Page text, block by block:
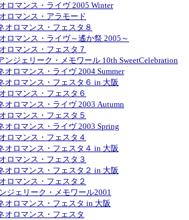
ロマンス・ライヴ 2005 Winter
ロマンス・アラモード
ロマンス・フェスタ８
ロマンス・ライヴ～遙か祭 2005～
ロマンス・フェスタ７
ジェリーク・メモワール 10th SweetCelebration
ロマンス・ライヴ 2004 Summer
ロマンス・フェスタ６ in 大阪
ロマンス・フェスタ６
ロマンス・ライヴ 2003 Autumn
ロマンス・フェスタ５
ロマンス・ライヴ 2003 Spring
ロマンス・フェスタ４
ロマンス・フェスタ４ in 大阪
ロマンス・フェスタ３
ロマンス・フェスタ２ in 大阪
ロマンス・フェスタ２
ジェリーク・メモワール2001
ロマンス・フェスタ in 大阪
ロマンス・フェスタ